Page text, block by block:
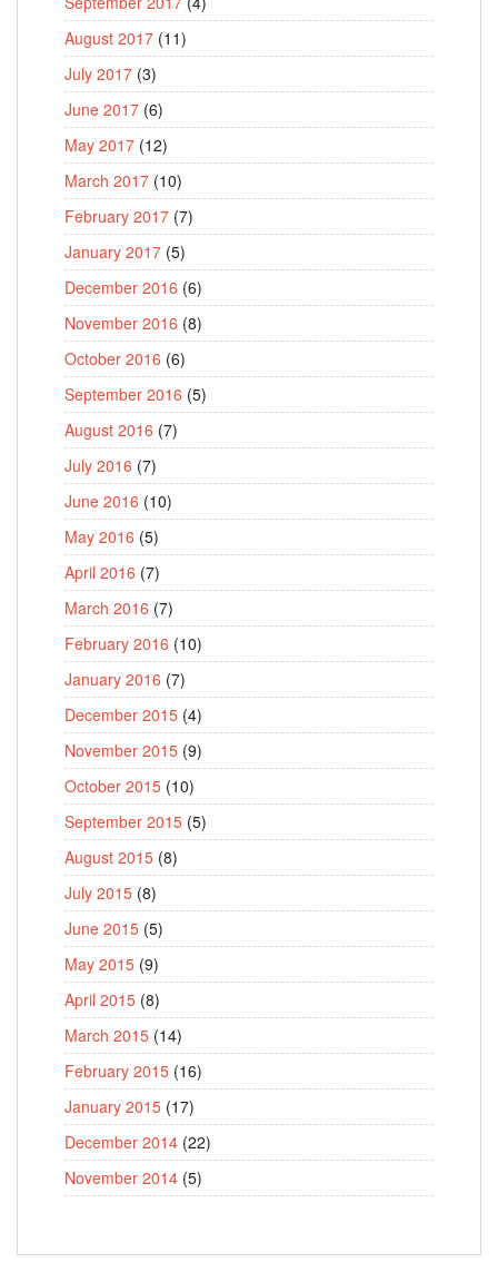
August 2017 (11)
July 2017 (3)
June 2017 (6)
May 2017 (12)
March 2017 (10)
February 2017 (7)
January 2017 (5)
December 2016 (6)
November 2016 (8)
October 2016 (6)
September 2016 (5)
August 2016 (7)
July 2016 (7)
June 2016 (10)
May 2016 (5)
April 2016 (7)
March 2016 (7)
February 2016 (10)
January 2016 (7)
December 2015 (4)
November 2015 (9)
October 2015 (10)
September 2015 (5)
August 2015 (8)
July 2015 (8)
June 2015 (5)
May 2015 (9)
April 2015 (8)
March 2015 (14)
February 2015 (16)
January 2015 (17)
December 2014 (22)
November 2014 (5)